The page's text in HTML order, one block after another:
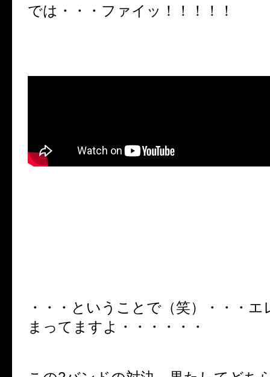
では・・・ファイッ！！！！！
・・・ということで（笑）・・・エ
まってますよ・・・・・・